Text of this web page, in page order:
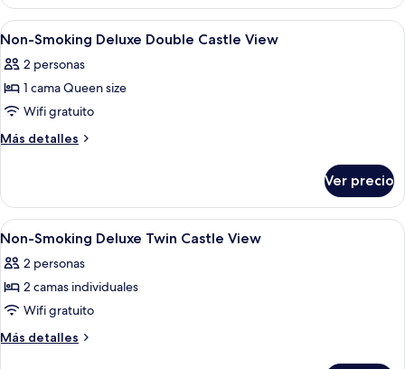
Abrir
todas
las
fotos
de
Non-
Double
Castle
View
Habitación de hotel con una cama
6
Non-Smoking Deluxe Double Castle View
2 personas
1 cama Queen size
Wifi gratuito
Más detalles
Más
Smoking
Deluxe
Double
View
Ver precio
Abrir
todas
las
fotos
de
Non-
Habitación de hotel con dos camas,
6
Non-Smoking Deluxe Twin Castle View
2 personas
2 camas individuales
Wifi gratuito
Más detalles
Más